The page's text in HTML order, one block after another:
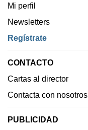
Mi perfil
Newsletters
Regístrate
CONTACTO
Cartas al director
Contacta con nosotros
PUBLICIDAD